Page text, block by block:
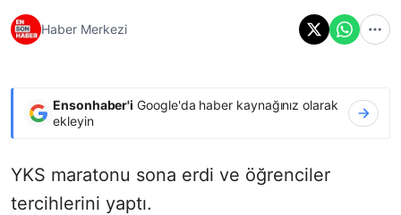
Haber Merkezi
Ensonhaber'i Google'da haber kaynağınız olarak
ekleyin
YKS maratonu sona erdi ve öğrenciler
tercihlerini yaptı.